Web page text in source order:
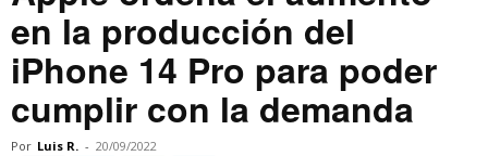
en la producción del
iPhone 14 Pro para poder
cumplir con la demanda
Por Luis R. - 20/09/2022